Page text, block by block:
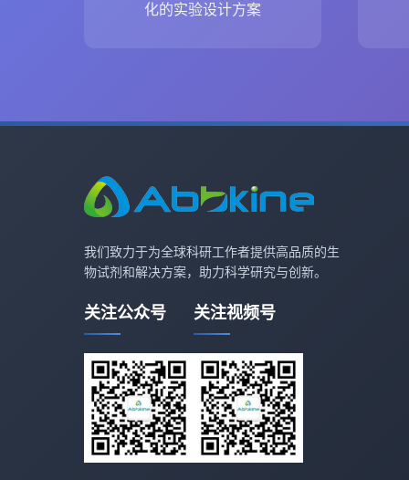
化的实验设计方案
我们致力于为全球科研工作者提供高品质的生
物试剂和解决方案，助力科学研究与创新。
关注公众号 关注视频号